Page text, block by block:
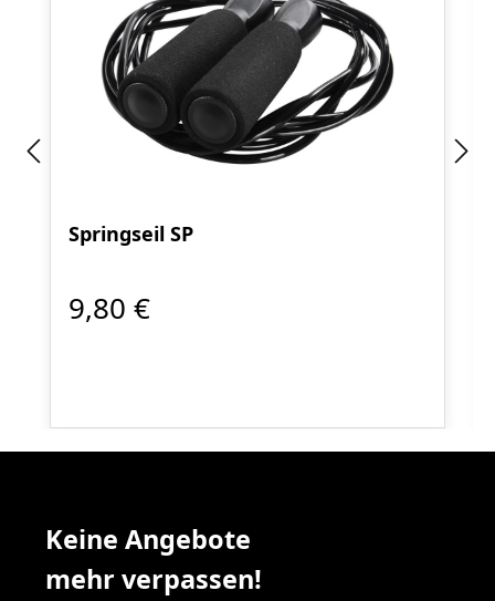
Springseil SP
9,80 €
Keine Angebote
mehr verpassen!